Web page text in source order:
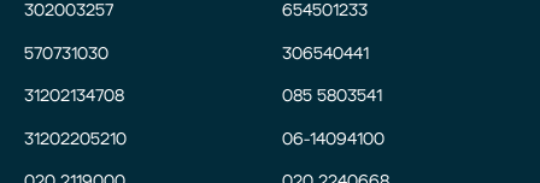
302003257
570731030
31202134708
31202205210
654501233
306540441
085 5803541
06-14094100